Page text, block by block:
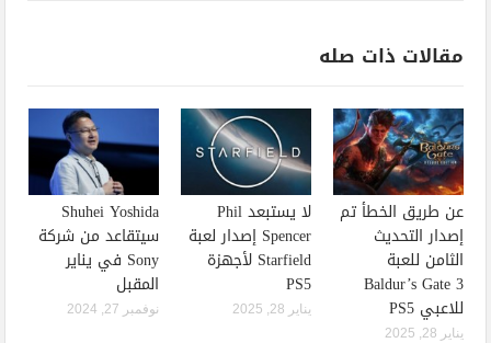
مقالات ذات صله
عن طريق الخطأ تم
إصدار التحديث
الثامن للعبة
Baldur’s Gate 3
للاعبي PS5
يناير 28, 2025
لا يستبعد Phil
Spencer إصدار لعبة
Starfield لأجهزة
PS5
يناير 28, 2025
Shuhei Yoshida
سيتقاعد من شركة
Sony في يناير
المقبل
نوفمبر 27, 2024